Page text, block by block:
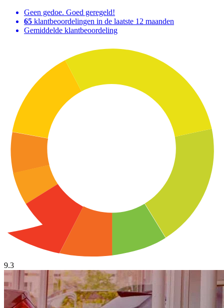
Geen gedoe. Goed geregeld!
65 klantbeoordelingen in de laatste 12 maanden
Gemiddelde klantbeoordeling
9.3